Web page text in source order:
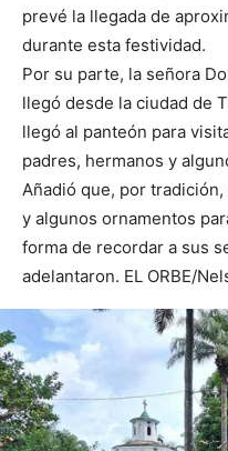
prevé la llegada de
durante esta festividad.
Por su parte, la señora
llegó desde la ciudad de
llegó al panteón para
padres, hermanos y
Añadió que, por
y algunos ornamentos
forma de recordar a sus
adelantaron. EL ORBE/